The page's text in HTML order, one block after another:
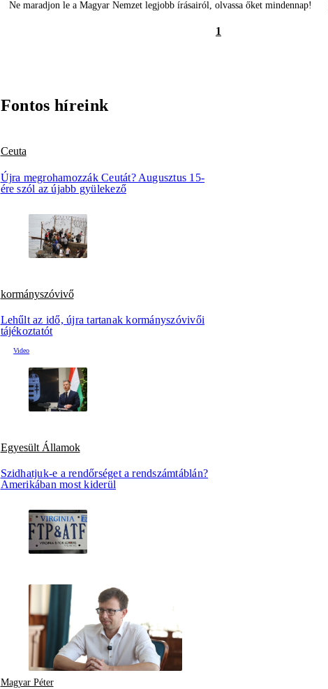
Ne maradjon le a Magyar Nemzet legjobb írásairól, olvassa őket mindennap!
1
Fontos híreink
Ceuta
Újra megrohamozzák Ceutát? Augusztus 15-
ére szól az újabb gyülekező
kormányszóvivő
Lehűlt az idő, újra tartanak kormányszóvivői
tájékoztatót
Egyesült Államok
Szidhatjuk-e a rendőrséget a rendszámtáblán?
Amerikában most kiderül
Magyar Péter